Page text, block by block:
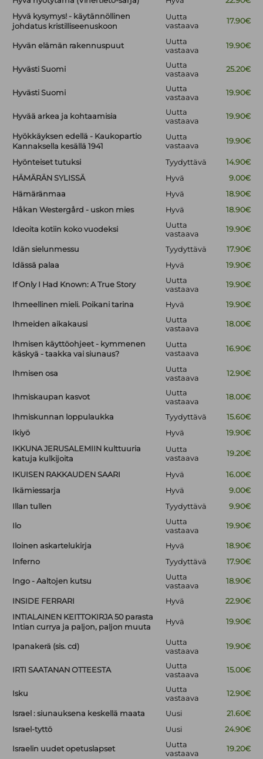
Hyvä kysymys! - käytännöllinen
johdatus kristilliseenuskoon
Uutta
vastaava
17.90€
Hyvän elämän rakennuspuut
Uutta
vastaava
19.90€
Hyvästi Suomi
Uutta
vastaava
25.20€
Hyvästi Suomi
Uutta
vastaava
19.90€
Hyvää arkea ja kohtaamisia
Uutta
vastaava
19.90€
Hyökkäyksen edellä - Kaukopartio
Kannaksella kesällä 1941
Uutta
vastaava
19.90€
Hyönteiset tutuksi Tyydyttävä
14.90€
HÄMÄRÄN SYLISSÄ
Hyvä
9.00€
Hämäränmaa
Hyvä
18.90€
Håkan Westergård - uskon mies
Hyvä 18.90€
Ideoita kotiin koko vuodeksi
Uutta
vastaava
19.90€
Idän sielunmessu Tyydyttävä
17.90€
Idässä palaa
Hyvä 19.90€
If Only I Had Known: A True Story
Uutta
vastaava
19.90€
Ihmeellinen mieli. Poikani tarina Hyvä 19.90€
Ihmeiden aikakausi
Uutta
vastaava
18.00€
Ihmisen käyttöohjeet - kymmenen
käskyä - taakka vai siunaus?
Uutta
vastaava
16.90€
Ihmisen osa
Uutta
vastaava
12.90€
Ihmiskaupan kasvot
Uutta
vastaava
18.00€
Ihmiskunnan loppulaukka Tyydyttävä
15.60€
Ikiyö
Hyvä
19.90€
IKKUNA JERUSALEMIIN kulttuuria
katuja kulkijoita
Uutta
vastaava
19.20€
IKUISEN RAKKAUDEN SAARI Hyvä
16.00€
Ikämiessarja
Hyvä
9.00€
Illan tullen
Tyydyttävä 9.90€
Ilo
Uutta
vastaava
19.90€
Iloinen askartelukirja Hyvä
18.90€
Inferno
Tyydyttävä 17.90€
Ingo - Aaltojen kutsu
Uutta
vastaava
18.90€
INSIDE FERRARI Hyvä
22.90€
INTIALAINEN KEITTOKIRJA 50 parasta
Intian currya ja paljon, paljon muuta
Hyvä 19.90€
Ipanakerä (sis. cd)
Uutta
vastaava
19.90€
IRTI SAATANAN OTTEESTA
Uutta
vastaava
15.00€
Isku
Uutta
vastaava
12.90€
Israel : siunauksena keskellä maata Uusi
21.60€
Israel-tyttö
Uusi 24.90€
Israelin uudet opetuslapset
Uutta
vastaava
19.20€